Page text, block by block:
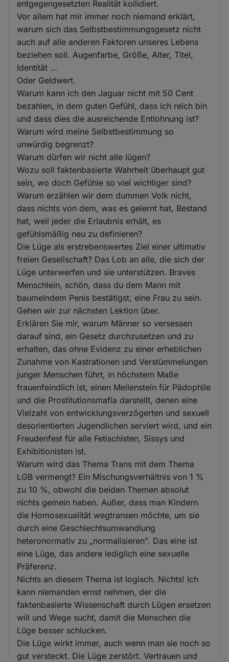
entgegengesetzten Realität kollidiert.
Vor allem hat mir immer noch niemand erklärt,
warum sich das Selbstbestimmungsgesetz nicht
auch auf alle anderen Faktoren unseres Lebens
beziehen soll. Augenfarbe, Größe, Alter, Titel,
Identität …
Oder Geldwert.
Warum kann ich den Jaguar nicht mit 50 Cent
bezahlen, in dem guten Gefühl, dass ich reich bin
und dass dies die ausreichende Entlohnung ist?
Warum wird meine Selbstbestimmung so
unwürdig begrenzt?
Warum dürfen wir nicht alle lügen?
Wozu soll faktenbasierte Wahrheit überhaupt gut
sein, wo doch Gefühle so viel wichtiger sind?
Warum erzählen wir dem dummen Volk nicht,
dass nichts von dem, was es gelernt hat, Bestand
hat, weil jeder die Erlaubnis erhält, es
gefühlsmäßig neu zu definieren?
Die Lüge als erstrebenswertes Ziel einer ultimativ
freien Gesellschaft? Das Lob an alle, die sich der
Lüge unterwerfen und sie unterstützen. Braves
Menschlein, schön, dass du dem Mann mit
baumelndem Penis bestätigst, eine Frau zu sein.
Gehen wir zur nächsten Lektion über.
Erklären Sie mir, warum Männer so versessen
darauf sind, ein Gesetz durchzusetzen und zu
erhalten, das ohne Evidenz zu einer erheblichen
Zunahme von Kastrationen und Verstümmelungen
junger Menschen führt, in höchstem Maße
frauenfeindlich ist, einen Meilenstein für Pädophile
und die Prostitutionsmafia darstellt, denen eine
Vielzahl von entwicklungsverzögerten und sexuell
desorientierten Jugendlichen serviert wird, und ein
Freudenfest für alle Fetischisten, Sissys und
Exhibitionisten ist.
Warum wird das Thema Trans mit dem Thema
LGB vermengt? Ein Mischungsverhältnis von 1 %
zu 10 %, obwohl die beiden Themen absolut
nichts gemein haben. Außer, dass man Kindern
die Homosexualität wegtransen möchte, um sie
durch eine Geschlechtsumwandlung
heteronormativ zu „normalisieren". Das eine ist
eine Lüge, das andere lediglich eine sexuelle
Präferenz.
Nichts an diesem Thema ist logisch. Nichts! Ich
kann niemanden ernst nehmen, der die
faktenbasierte Wissenschaft durch Lügen ersetzen
will und Wege sucht, damit die Menschen die
Lüge besser schlucken.
Die Lüge wirkt immer, auch wenn man sie noch so
gut versteckt. Die Lüge zerstört. Vertrauen und